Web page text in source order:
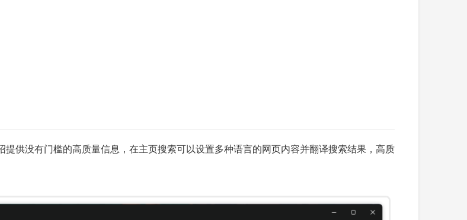
供没有门槛的高质量信息，在主页搜索可以设置多种语言的网页内容并翻译搜索结果，高质